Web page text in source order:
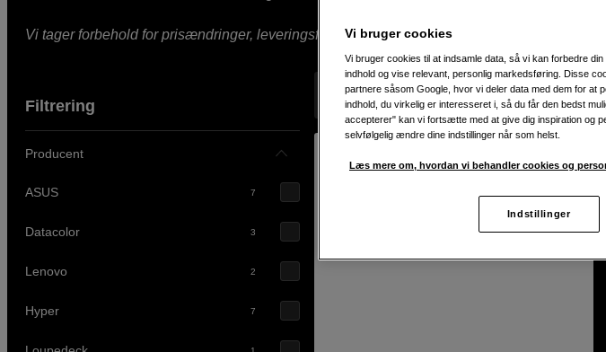
Vi tager forbehold for prisændringer, leveringsforsinkelser, fejl i lagerstatus og udsolgte varer.
Filtrering
Producent
ASUS 7
Datacolor 3
Lenovo 2
Hyper 7
Viser 26 produkter
Vi bruger cookies
Vi bruger cookies til at indsamle data, så vi kan forbedre
indhold og vise relevant, personlig markedsføring. Disse
partnere såsom Google, hvor vi deler data med dem for at
indhold, du virkelig er interesseret i, så du får den bedst
accepterer" kan vi fortsætte med at give dig inspiration og
selvfølgelig ændre dine indstillinger når som helst.
Læs mere om, hvordan vi behandler cookies og
Indstillinger